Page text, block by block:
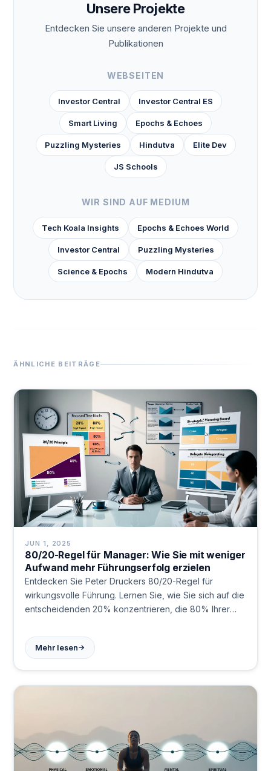
Unsere Projekte
Entdecken Sie unsere anderen Projekte und
Publikationen
WEBSEITEN
Investor Central Investor Central ES
Smart Living Epochs & Echoes
Puzzling Mysteries Hindutva Elite Dev
JS Schools
WIR SIND AUF MEDIUM
Tech Koala Insights Epochs & Echoes World
Investor Central Puzzling Mysteries
Science & Epochs Modern Hindutva
ÄHNLICHE BEITRÄGE
JUN 1, 2025
80/20-Regel für Manager: Wie Sie mit weniger
Aufwand mehr Führungserfolg erzielen
Entdecken Sie Peter Druckers 80/20-Regel für
wirkungsvolle Führung. Lernen Sie, wie Sie sich auf die
entscheidenden 20% konzentrieren, die 80% Ihrer
Mehr lesen→